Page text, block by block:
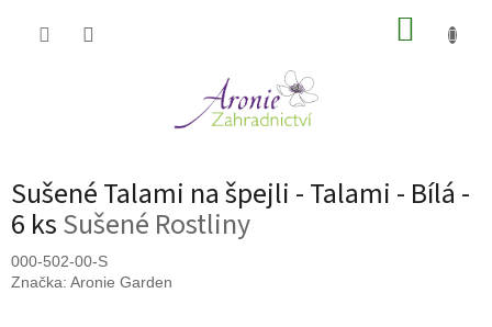
Sušené Talami na špejli - Talami - Bílá -
6 ksSušené Rostliny
000-502-00-S
Značka: Aronie Garden